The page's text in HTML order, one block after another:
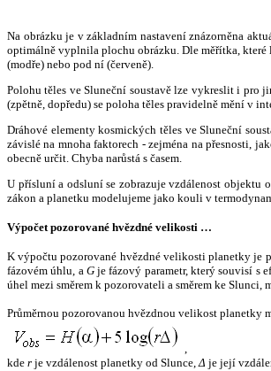
Na obrázku je v základním nastavení znázorněna
optimálně vyplnila plochu obrázku. Dle měřítka,
(modře) nebo pod ní (červeně).
Polohu těles ve Sluneční soustavě lze vykreslit i pro
(zpětně, dopředu) se poloha těles pravidelně mění v
Dráhové elementy kosmických těles ve Sluneční
závislé na mnoha faktorech - zejména na přesnosti,
obecně určit. Chyba narůstá s časem.
U přísluní a odsluní se zobrazuje vzdálenost objektu
zákon a planetku modelujeme jako kouli v
Výpočet pozorované hvězdné velikosti …
K výpočtu pozorované hvězdné velikosti planetky je
fázovém úhlu, a Gje fázový parametr, který souvisí s
úhel mezi směrem k pozorovateli a směrem ke
Průměrnou pozorovanou hvězdnou velikost planetky
,
kde r je vzdálenost planetky od Slunce,Δ je její